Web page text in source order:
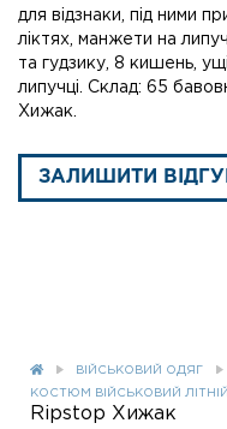
для відзнаки, під ними
ліктях, манжети на
та гудзику, 8 кишень,
липучці. Склад: 65
Хижак.
ЗАЛИШИТИ
ВІЙСЬКОВИЙ ОДЯГ
КОСТЮМ ВІЙСЬКОВИЙ ЛІТНІЙ
Ripstop Хижак